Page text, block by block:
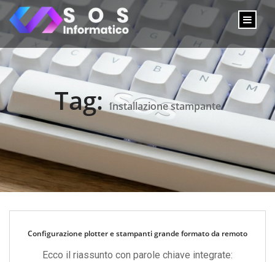
Tag:Installazione stampante
Configurazione plotter e stampanti grande formato da remoto
Ecco il riassunto con parole chiave integrate: